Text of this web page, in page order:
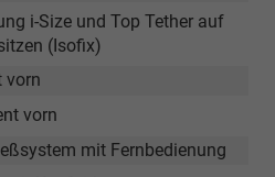
i-Size und Top Tether auf
(Isofix)
vorn
vorn
mit Fernbedienung